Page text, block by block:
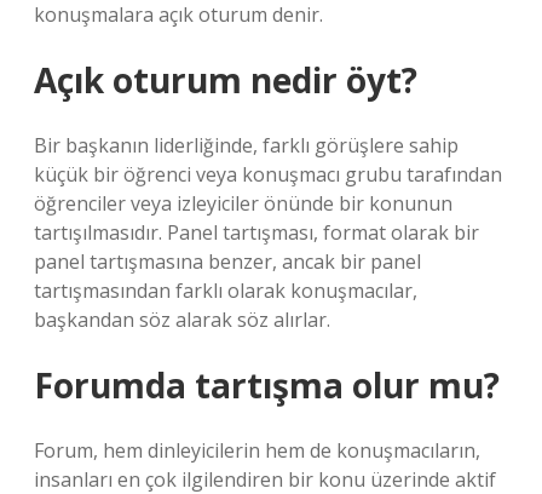
konuşmalara açık oturum denir.
Açık oturum nedir öyt?
Bir başkanın liderliğinde, farklı görüşlere sahip
küçük bir öğrenci veya konuşmacı grubu tarafından
öğrenciler veya izleyiciler önünde bir konunun
tartışılmasıdır. Panel tartışması, format olarak bir
panel tartışmasına benzer, ancak bir panel
tartışmasından farklı olarak konuşmacılar,
başkandan söz alarak söz alırlar.
Forumda tartışma olur mu?
Forum, hem dinleyicilerin hem de konuşmacıların,
insanları en çok ilgilendiren bir konu üzerinde aktif